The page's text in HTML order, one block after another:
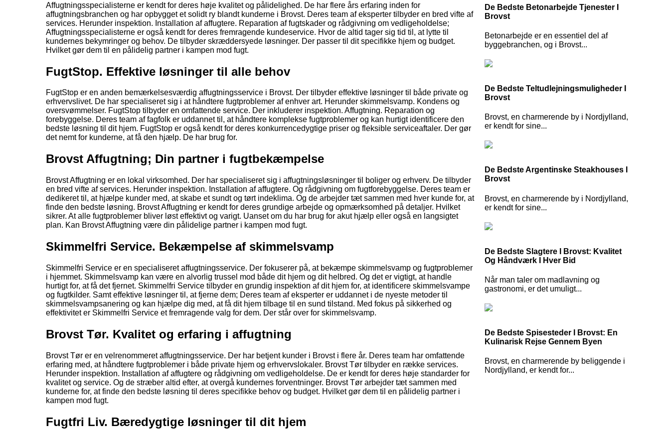
Affugtningsspecialisterne er kendt for deres høje kvalitet og pålidelighed. De har flere års erfaring inden for
affugtningsbranchen og har opbygget et solidt ry blandt kunderne i Brovst. Deres team af eksperter tilbyder en bred vifte af
services. Herunder inspektion. Installation af affugtere. Reparation af fugtskader og rådgivning om vedligeholdelse;
Affugtningsspecialisterne er også kendt for deres fremragende kundeservice. Hvor de altid tager sig tid til, at lytte til
kundernes bekymringer og behov. De tilbyder skræddersyede løsninger. Der passer til dit specifikke hjem og budget.
Hvilket gør dem til en pålidelig partner i kampen mod fugt.
FugtStop. Effektive løsninger til alle behov
FugtStop er en anden bemærkelsesværdig affugtningsservice i Brovst. Der tilbyder effektive løsninger til både private og
erhvervslivet. De har specialiseret sig i at håndtere fugtproblemer af enhver art. Herunder skimmelsvamp. Kondens og
oversvømmelser. FugtStop tilbyder en omfattende service. Der inkluderer inspektion. Affugtning. Reparation og
forebyggelse. Deres team af fagfolk er uddannet til, at håndtere komplekse fugtproblemer og kan hurtigt identificere den
bedste løsning til dit hjem. FugtStop er også kendt for deres konkurrencedygtige priser og fleksible serviceaftaler. Der gør
det nemt for kunderne, at få den hjælp. De har brug for.
Brovst Affugtning; Din partner i fugtbekæmpelse
Brovst Affugtning er en lokal virksomhed. Der har specialiseret sig i affugtningsløsninger til boliger og erhverv. De tilbyder
en bred vifte af services. Herunder inspektion. Installation af affugtere. Og rådgivning om fugtforebyggelse. Deres team er
dedikeret til, at hjælpe kunder med, at skabe et sundt og tørt indeklima. Og de arbejder tæt sammen med hver kunde for, at
finde den bedste løsning. Brovst Affugtning er kendt for deres grundige arbejde og opmærksomhed på detaljer. Hvilket
sikrer. At alle fugtproblemer bliver løst effektivt og varigt. Uanset om du har brug for akut hjælp eller også en langsigtet
plan. Kan Brovst Affugtning være din pålidelige partner i kampen mod fugt.
Skimmelfri Service. Bekæmpelse af skimmelsvamp
Skimmelfri Service er en specialiseret affugtningsservice. Der fokuserer på, at bekæmpe skimmelsvamp og fugtproblemer
i hjemmet. Skimmelsvamp kan være en alvorlig trussel mod både dit hjem og dit helbred. Og det er vigtigt, at handle
hurtigt for, at få det fjernet. Skimmelfri Service tilbyder en grundig inspektion af dit hjem for, at identificere skimmelsvampe
og fugtkilder. Samt effektive løsninger til, at fjerne dem; Deres team af eksperter er uddannet i de nyeste metoder til
skimmelsvampsanering og kan hjælpe dig med, at få dit hjem tilbage til en sund tilstand. Med fokus på sikkerhed og
effektivitet er Skimmelfri Service et fremragende valg for dem. Der står over for skimmelsvamp.
Brovst Tør. Kvalitet og erfaring i affugtning
Brovst Tør er en velrenommeret affugtningsservice. Der har betjent kunder i Brovst i flere år. Deres team har omfattende
erfaring med, at håndtere fugtproblemer i både private hjem og erhvervslokaler. Brovst Tør tilbyder en række services.
Herunder inspektion. Installation af affugtere og rådgivning om vedligeholdelse. De er kendt for deres høje standarder for
kvalitet og service. Og de stræber altid efter, at overgå kundernes forventninger. Brovst Tør arbejder tæt sammen med
kunderne for, at finde den bedste løsning til deres specifikke behov og budget. Hvilket gør dem til en pålidelig partner i
kampen mod fugt.
Fugtfri Liv. Bæredygtige løsninger til dit hjem
De Bedste Betonarbejde Tjenester I
Brovst
Betonarbejde er en essentiel del af
byggebranchen, og i Brovst...
De Bedste Teltudlejningsmuligheder I
Brovst
Brovst, en charmerende by i Nordjylland,
er kendt for sine...
De Bedste Argentinske Steakhouses I
Brovst
Brovst, en charmerende by i Nordjylland,
er kendt for sine...
De Bedste Slagtere I Brovst: Kvalitet
Og Håndværk I Hver Bid
Når man taler om madlavning og
gastronomi, er det umuligt...
De Bedste Spisesteder I Brovst: En
Kulinarisk Rejse Gennem Byen
Brovst, en charmerende by beliggende i
Nordjylland, er kendt for...